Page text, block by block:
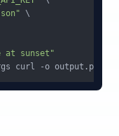
\
at sunset"